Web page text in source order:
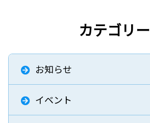
カテゴリー
お知らせ
イベント